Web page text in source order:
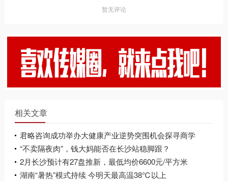
暂无评论
相关文章
君略咨询成功举办大健康产业逆势突围机会探寻商学
研讨会
“不卖隔夜肉”，钱大妈能否在长沙站稳脚跟？
2月长沙预计有27盘推新，最低均价6600元/平方米
湖南“暑热”模式持续 今明天最高温38℃以上